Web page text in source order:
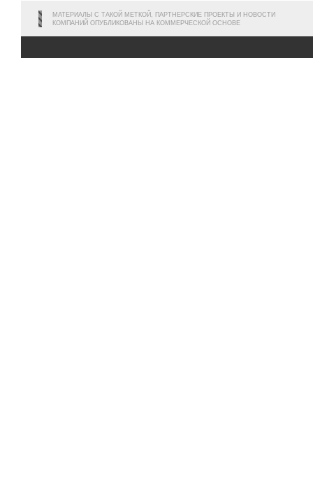
МАТЕРИАЛЫ С ТАКОЙ МЕТКОЙ, ПАРТНЕРСКИЕ ПРОЕКТЫ И НОВОСТИ
КОМПАНИЙ ОПУБЛИКОВАНЫ НА КОММЕРЧЕСКОЙ ОСНОВЕ